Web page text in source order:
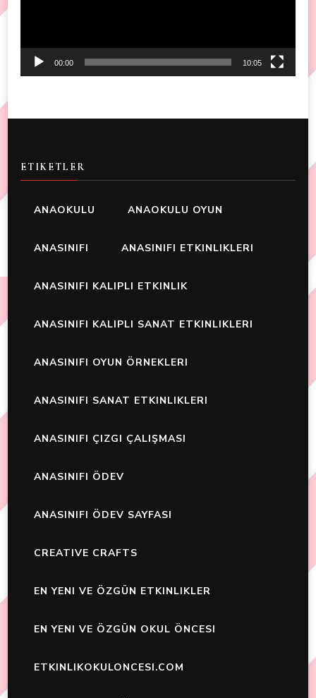
00:00 10:05
ETIKETLER
ANAOKULU ANAOKULU OYUN
ANASINIFI ANASINIFI ETKINLIKLERI
ANASINIFI KALIPLI ETKINLIK
ANASINIFI KALIPLI SANAT ETKINLIKLERI
ANASINIFI OYUN ÖRNEKLERI
ANASINIFI SANAT ETKINLIKLERI
ANASINIFI ÇIZGI ÇALIŞMASI
ANASINIFI ÖDEV
ANASINIFI ÖDEV SAYFASI
CREATIVE CRAFTS
EN YENI VE ÖZGÜN ETKINLIKLER
EN YENI VE ÖZGÜN OKUL ÖNCESI
ETKINLIKOKULONCESI.COM